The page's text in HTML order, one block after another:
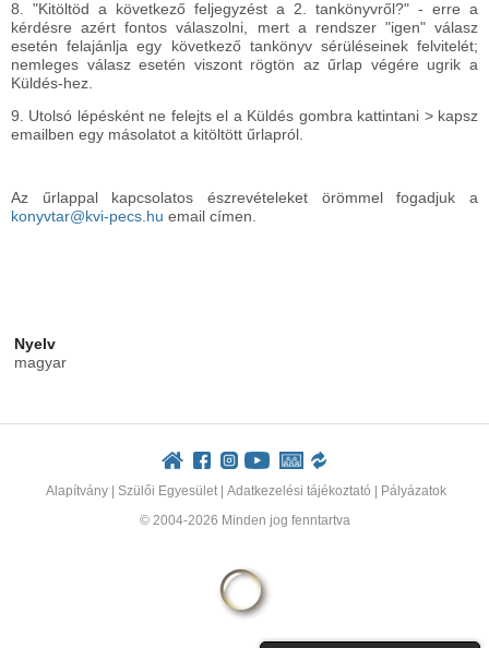
8. "Kitöltöd a következő feljegyzést a 2. tankönyvről?" - erre a
kérdésre azért fontos válaszolni, mert a rendszer "igen" válasz
esetén felajánlja egy következő tankönyv sérüléseinek felvitelét;
nemleges válasz esetén viszont rögtön az űrlap végére ugrik a
Küldés-hez.
9. Utolsó lépésként ne felejts el a Küldés gombra kattintani > kapsz
emailben egy másolatot a kitöltött űrlapról.
Az űrlappal kapcsolatos észrevételeket örömmel fogadjuk a
konyvtar@kvi-pecs.hu email címen.
Nyelv
magyar
Alapítvány Szülői Egyesület Adatkezelési tájékoztató Pályázatok
© 2004-2026 Minden jog fenntartva